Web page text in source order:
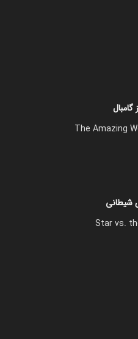
The Amazing
شیطانی
Star vs.